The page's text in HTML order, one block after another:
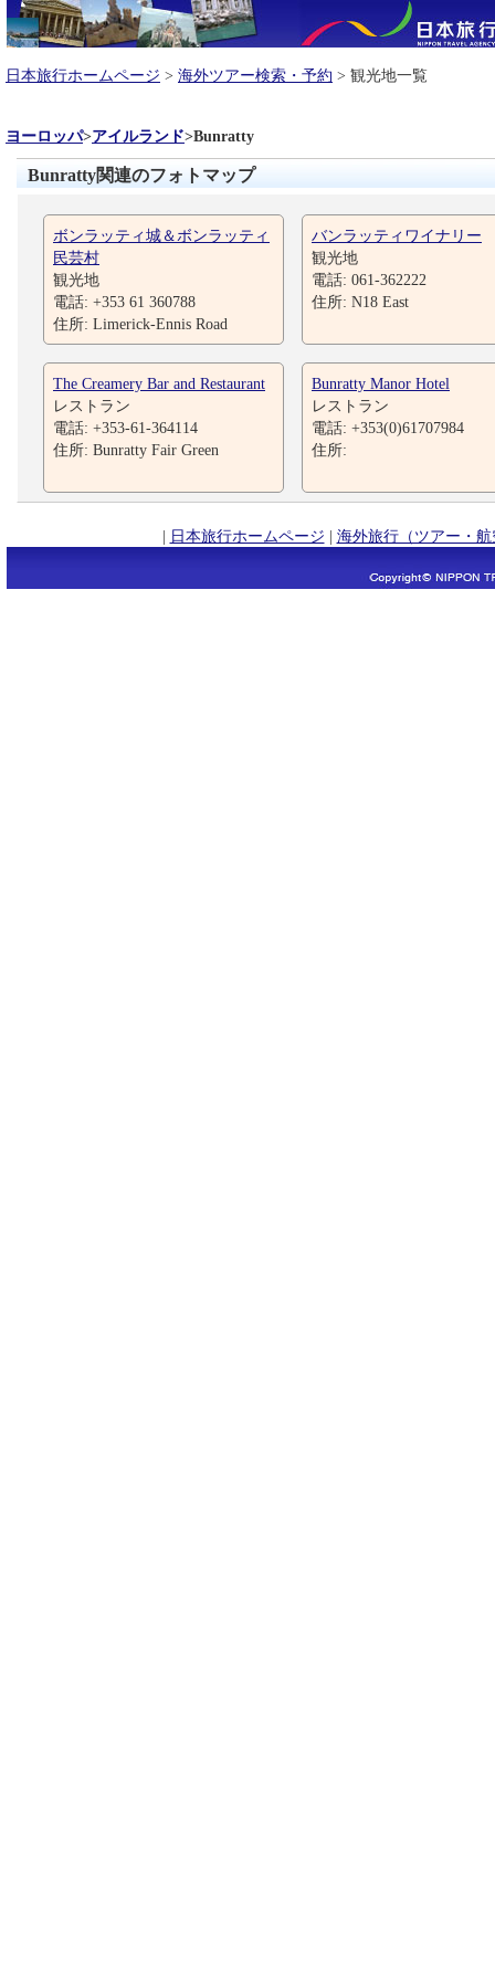
日本旅行ホームページ > 海外ツアー検索・予約 > 観光地一覧
ヨーロッパ>アイルランド>Bunratty
Bunratty関連のフォトマップ
ボンラッティ城＆ボンラッティ
民芸村
観光地
電話: +353 61 360788
住所: Limerick-Ennis Road
バンラッティワイナリー
観光地
電話: 061-362222
住所: N18 East
The Creamery Bar and Restaurant
レストラン
電話: +353-61-364114
住所: Bunratty Fair Green
Bunratty Manor Hotel
レストラン
電話: +353(0)61707984
住所:
| 日本旅行ホームページ | 海外旅行（ツアー・航